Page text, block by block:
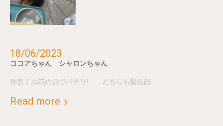
18/06/2023
ココアちゃん シャロンちゃん
仲良くお花の前でパチリ! どちらも緊張顔…
Read more